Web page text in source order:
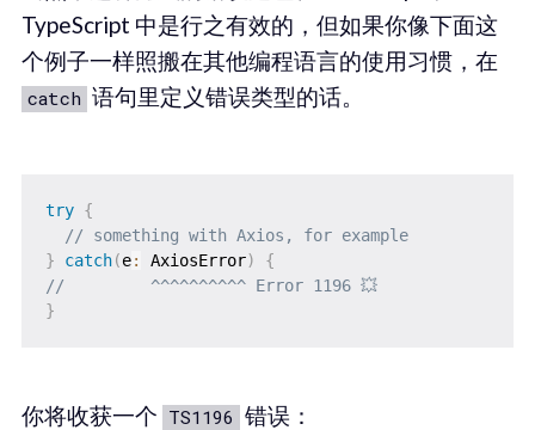
TypeScript 中是行之有效的，但如果你像下面这
个例子一样照搬在其他编程语言的使用习惯，在
catch 语句里定义错误类型的话。
try {
// something with Axios, for example
}
catch(e: AxiosError)
{
//         ^^^^^^^^^^ Error 1196 💥
}
你将收获一个 TS1196 错误：